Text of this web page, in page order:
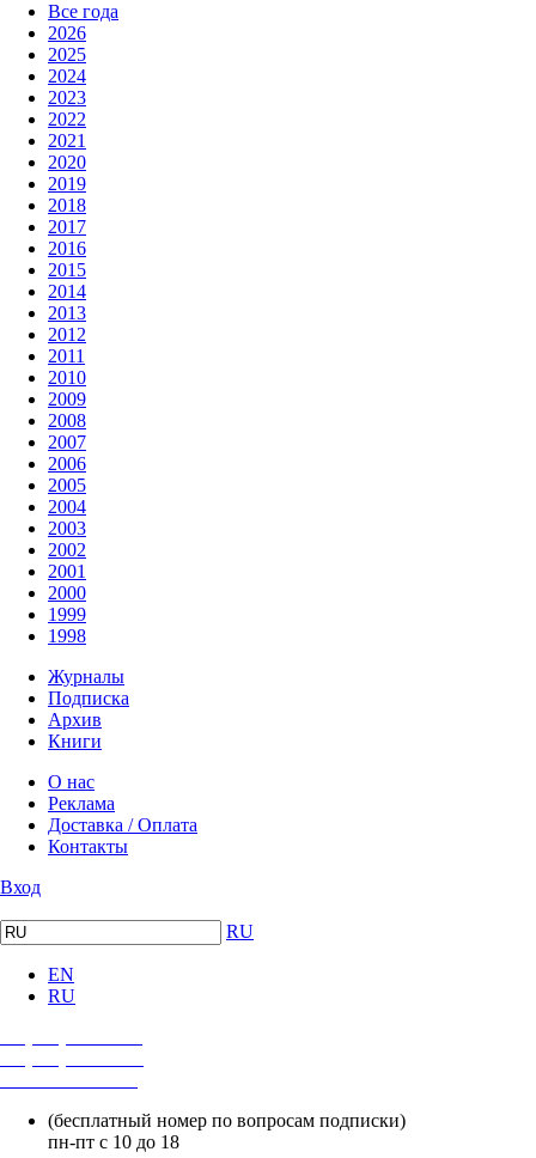
Все года
2026
2025
2024
2023
2022
2021
2020
2019
2018
2017
2016
2015
2014
2013
2012
2011
2010
2009
2008
2007
2006
2005
2004
2003
2002
2001
2000
1999
1998
Журналы
Подписка
Архив
Книги
О нас
Реклама
Доставка / Оплата
Контакты
Вход
RU
EN
RU
(бесплатный номер по вопросам подписки)
пн-пт с 10 до 18